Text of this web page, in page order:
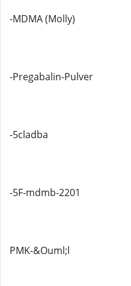
-MDMA (Molly)
-Pregabalin-Pulver
-5cladba
-5F-mdmb-2201
PMK-&Ouml;l